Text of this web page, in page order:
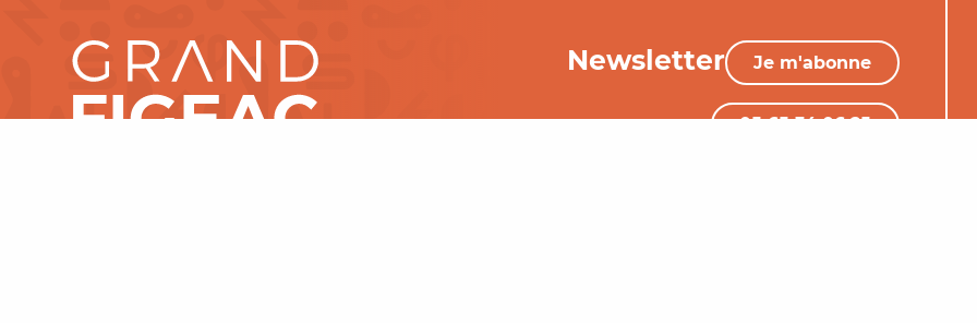
Newsletter Je m'abonne
05 65 34 06 25